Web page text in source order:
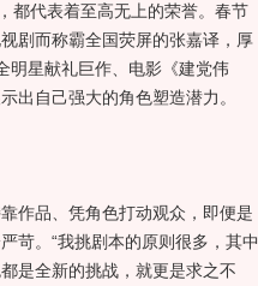
都代表着至高无上的荣誉。春节
剧而称霸全国荧屏的张嘉译，厚
明星献礼巨作、电影《建党伟
出自己强大的角色塑造潜力。
作品、凭角色打动观众，即便是
苛。“我挑剧本的原则很多，其中
是全新的挑战，就更是求之不